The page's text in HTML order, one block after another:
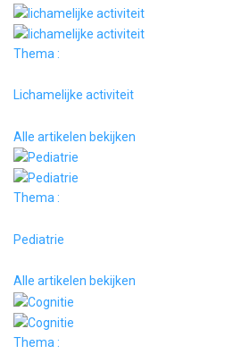
Thema :
Lichamelijke activiteit
Alle artikelen bekijken
Thema :
Pediatrie
Alle artikelen bekijken
Thema :